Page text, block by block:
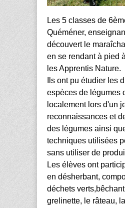
Les 5 classes de
Quéméner,
découvert le
en se rendant à pied
les Apprentis Nature.
Ils ont pu étudier les
espèces de légumes
localement lors d'un
reconnaissances et
des légumes ainsi
techniques utilisées
sans utiliser de
Les élèves ont
en désherbant,
déchets
grelinette, le râteau,